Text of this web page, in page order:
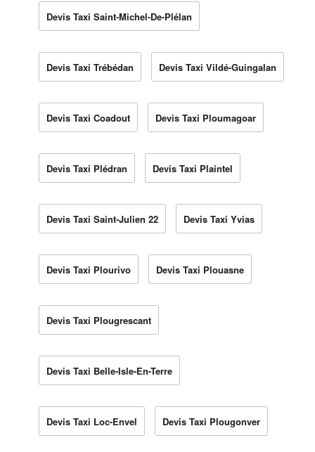
Devis Taxi Saint-Michel-De-Plélan
Devis Taxi Trébédan Devis Taxi Vildé-Guingalan
Devis Taxi Coadout Devis Taxi Ploumagoar
Devis Taxi Plédran Devis Taxi Plaintel
Devis Taxi Saint-Julien 22 Devis Taxi Yvias
Devis Taxi Plourivo Devis Taxi Plouasne
Devis Taxi Plougrescant
Devis Taxi Belle-Isle-En-Terre
Devis Taxi Loc-Envel Devis Taxi Plougonver